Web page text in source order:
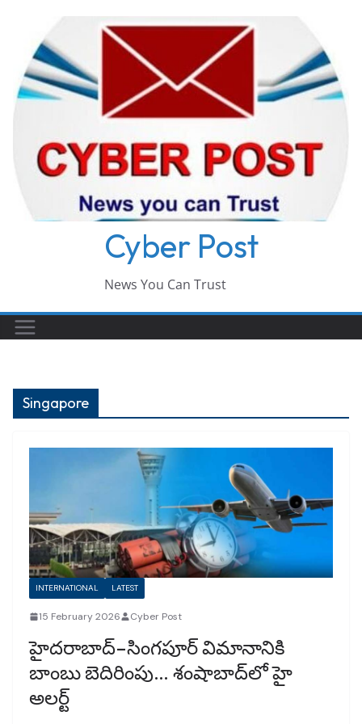
content
Cyber Post
News You Can Trust
Singapore
INTERNATIONAL LATEST
15 February 2026 Cyber Post
హైదరాబాద్–సింగపూర్ విమానానికి
బాంబు బెదిరింపు… శంషాబాద్‌లో హై
అలర్ట్